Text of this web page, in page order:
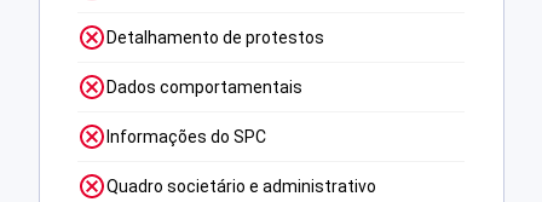
Detalhamento de protestos
Dados comportamentais
Informações do SPC
Quadro societário e administrativo